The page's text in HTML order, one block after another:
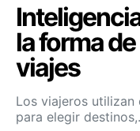
la forma
viajes
Los viajeros utilizan
para elegir